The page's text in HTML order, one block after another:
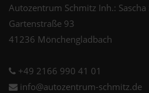
Autozentrum Schmitz Inh.: Sascha
Gartenstraße 93
41236 Mönchengladbach
+49 2166 990 41 01
info@autozentrum-schmitz.de